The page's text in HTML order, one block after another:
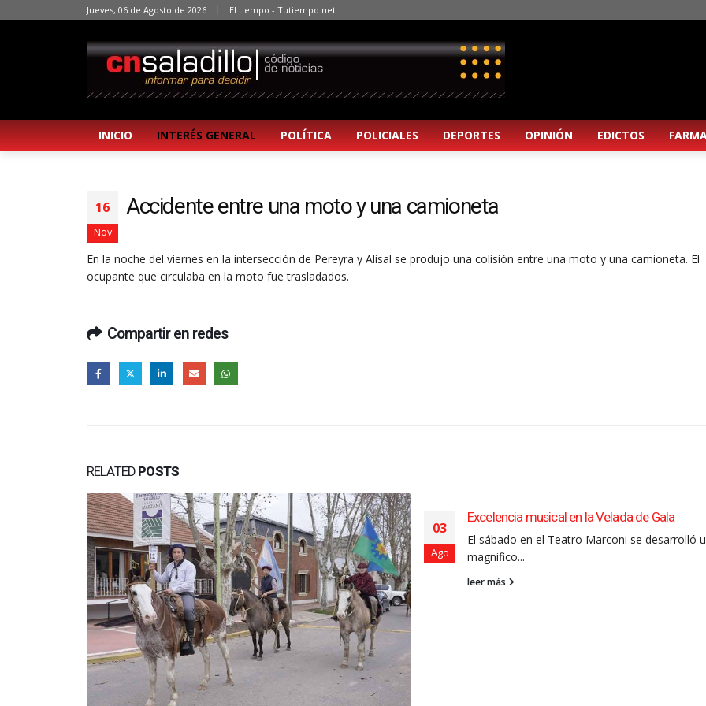
Jueves, 06 de Agosto de 2026 El tiempo - Tutiempo.net
INICIO INTERÉS GENERAL POLÍTICA POLICIALES DEPORTES OPINIÓN EDICTOS
16
Nov
Accidente entre una moto y una camioneta
En la noche del viernes en la intersección de Pereyra y Alisal se produjo una colisión entre una moto y una camioneta. El
ocupante que circulaba en la moto fue trasladados.
Compartir en redes
RELATED POSTS
03
Ago
Excelencia musical en la Velada de Gala
El sábado en el Teatro Marconi se desarrolló
magnifico...
leer más